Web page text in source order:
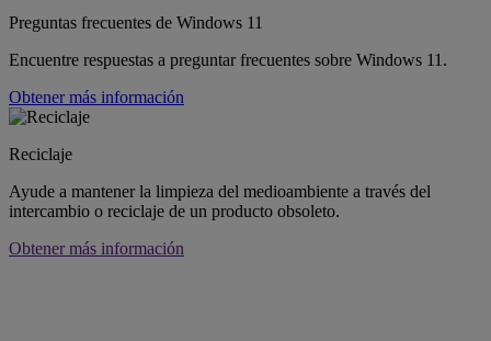
Preguntas frecuentes de Windows 11
Encuentre respuestas a preguntar frecuentes sobre Windows 11.
Obtener más información
Reciclaje
Ayude a mantener la limpieza del medioambiente a través del
intercambio o reciclaje de un producto obsoleto.
Obtener más información